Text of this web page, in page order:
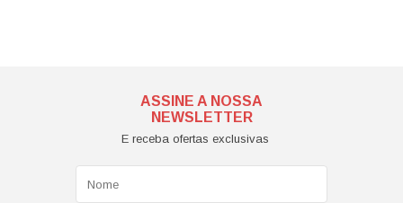
ASSINE A NOSSA
NEWSLETTER
E receba ofertas exclusivas